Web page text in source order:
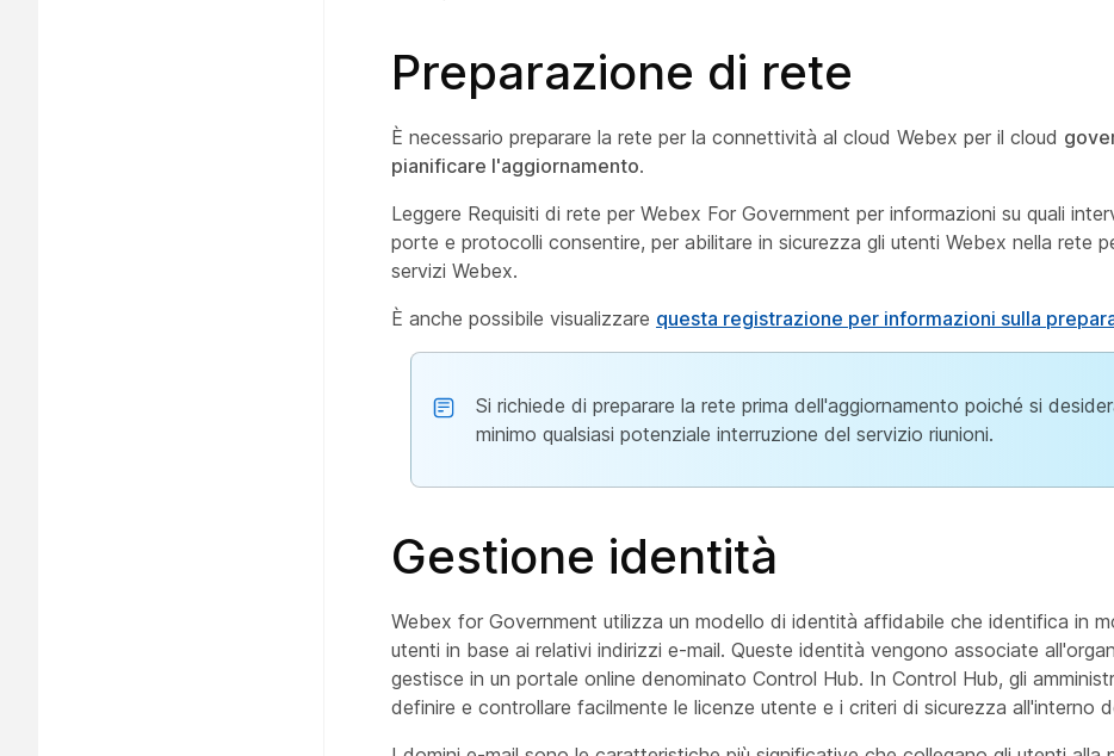
Preparazione di rete
È necessario preparare la rete per la connettività al cloud Webex per il cloud
pianificare l'aggiornamento.
Leggere Requisiti di rete per Webex For Government per informazioni su quali
porte e protocolli consentire, per abilitare in sicurezza gli utenti Webex nella rete
servizi Webex.
È anche possibile visualizzare questa registrazione per informazioni sulla
Si richiede di preparare la rete prima dell'aggiornamento poiché si
minimo qualsiasi potenziale interruzione del servizio riunioni.
Gestione identità
Webex for Government utilizza un modello di identità affidabile che identifica in
utenti in base ai relativi indirizzi e-mail. Queste identità vengono associate
gestisce in un portale online denominato Control Hub. In Control Hub, gli
definire e controllare facilmente le licenze utente e i criteri di sicurezza all'interno